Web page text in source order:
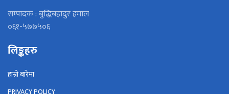
सम्पादक : बुद्धिबहादुर हमाल
०६१-५७७५०६
लिङ्कहरु
हाम्रो बारेमा
PRIVACY POLICY